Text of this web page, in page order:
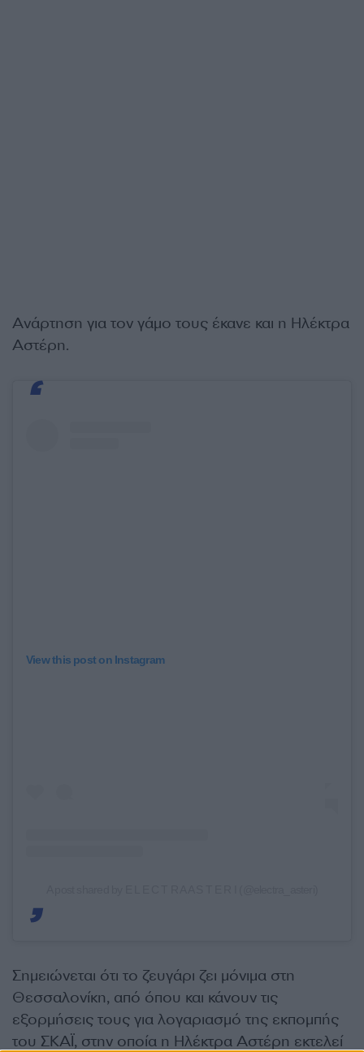
Ανάρτηση για τον γάμο τους έκανε και η Ηλέκτρα
Αστέρη.
View this post on Instagram
Σημειώνεται ότι το ζευγάρι ζει μόνιμα στη
Θεσσαλονίκη, από όπου και κάνουν τις
εξορμήσεις τους για λογαριασμό της εκπομπής
του ΣΚΑΪ, στην οποία η Ηλέκτρα Αστέρη εκτελεί